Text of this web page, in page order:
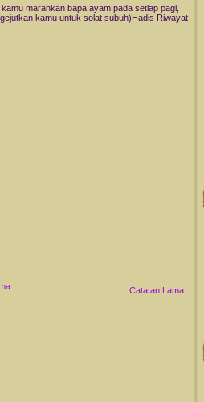
marahkan bapa ayam pada setiap pagi,
kamu untuk solat subuh)Hadis Riwayat
Catatan Lama